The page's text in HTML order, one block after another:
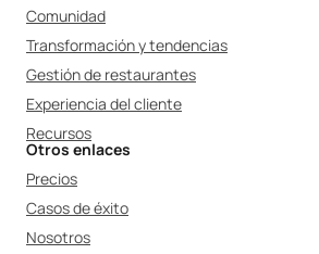
Comunidad
Transformación y tendencias
Gestión de restaurantes
Experiencia del cliente
Recursos
Otros enlaces
Precios
Casos de éxito
Nosotros